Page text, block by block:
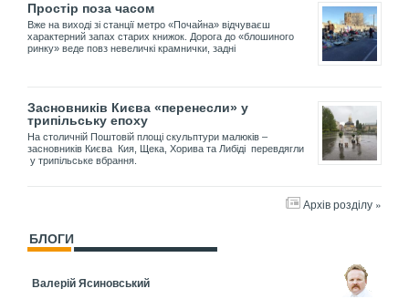
Простір поза часом
Вже на виході зі станції метро «Почайна» відчуваєш
характерний запах старих книжок. Дорога до «блошиного
ринку» веде повз невеличкі крамнички, задні
Засновників Києва «перенесли» у
трипільську епоху
На столичній Поштовій площі скульптури малюків –
засновників Києва Кия, Щека, Хорива та Либіді перевдягли
у трипільське вбрання.
Архів розділу »
БЛОГИ
Валерій Ясиновський